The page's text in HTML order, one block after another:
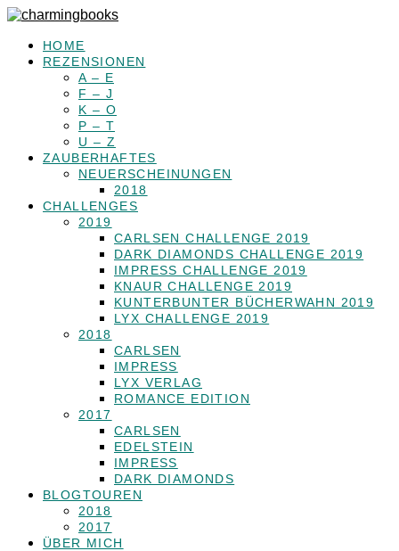
HOME
REZENSIONEN
A – E
F – J
K – O
P – T
U – Z
ZAUBERHAFTES
NEUERSCHEINUNGEN
2018
CHALLENGES
2019
CARLSEN CHALLENGE 2019
DARK DIAMONDS CHALLENGE 2019
IMPRESS CHALLENGE 2019
KNAUR CHALLENGE 2019
KUNTERBUNTER BÜCHERWAHN 2019
LYX CHALLENGE 2019
2018
CARLSEN
IMPRESS
LYX VERLAG
ROMANCE EDITION
2017
CARLSEN
EDELSTEIN
IMPRESS
DARK DIAMONDS
BLOGTOUREN
2018
2017
ÜBER MICH